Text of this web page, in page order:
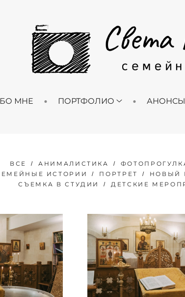
МНЕ ПОРТФОЛИО АНОНСЫ
ВСЕ АНИМАЛИСТИКА
ИСТОРИИ
ПОРТРЕТ НОВЫЙ
СЪЕМКА В СТУДИИ
ДЕТСКИЕ